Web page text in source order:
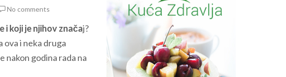
No comments
i koji je njihov značaj?
ova i neka druga
nakon godina rada na